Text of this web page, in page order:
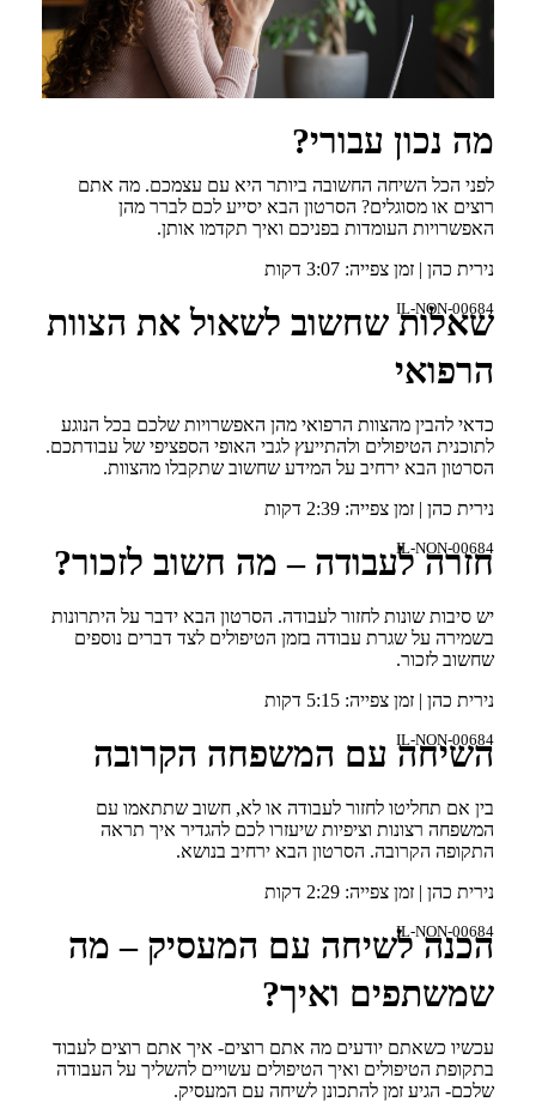
מה נכון עבורי?
לפני הכל השיחה החשובה ביותר היא עם עצמכם. מה אתם
רוצים או מסוגלים? הסרטון הבא יסייע לכם לברר מהן
האפשרויות העומדות בפניכם ואיך תקדמו אותן.
נירית כהן | זמן צפייה: 3:07 דקות
IL-NON-00684
שאלות שחשוב לשאול את הצוות
הרפואי
כדאי להבין מהצוות הרפואי מהן האפשרויות שלכם בכל הנוגע
לתוכנית הטיפולים ולהתייעץ לגבי האופי הספציפי של עבודתכם.
הסרטון הבא ירחיב על המידע שחשוב שתקבלו מהצוות.
נירית כהן | זמן צפייה: 2:39 דקות
IL-NON-00684
חזרה לעבודה – מה חשוב לזכור?
יש סיבות שונות לחזור לעבודה. הסרטון הבא ידבר על היתרונות
בשמירה על שגרת עבודה בזמן הטיפולים לצד דברים נוספים
שחשוב לזכור.
נירית כהן | זמן צפייה: 5:15 דקות
IL-NON-00684
השיחה עם המשפחה הקרובה
בין אם תחליטו לחזור לעבודה או לא, חשוב שתתאמו עם
המשפחה רצונות וציפיות שיעזרו לכם להגדיר איך תראה
התקופה הקרובה. הסרטון הבא ירחיב בנושא.
נירית כהן | זמן צפייה: 2:29 דקות
IL-NON-00684
הכנה לשיחה עם המעסיק – מה
שמשתפים ואיך?
עכשיו כשאתם יודעים מה אתם רוצים- איך אתם רוצים לעבוד
בתקופת הטיפולים ואיך הטיפולים עשויים להשליך על העבודה
שלכם- הגיע זמן להתכונן לשיחה עם המעסיק.